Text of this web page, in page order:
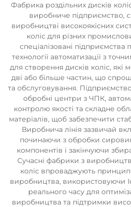
Фабрика роздільних дисків
виробниче підприємство,
виробництві високоякісних
коліс для різних
спеціалізовані підприємства
технології автоматизації з
для створення дисків коліс, які
дві або більше частин, що
та обслуговування.
обробні центри з ЧПК,
контролю якості та складне
матеріалів, щоб забезпечити
Виробнича лінія зазвичай
починаючи з обробки
компонентів і закінчуючи
Сучасні фабрики з
коліс впроваджують
виробництва, використовуючи
реального часу для
виробництва та підтримки